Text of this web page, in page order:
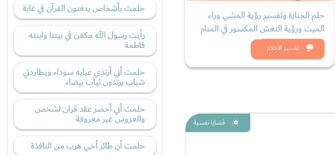
تفسير الاحلام
حلم الجنازة وتفسير رؤية المشي وراء
الميت ورؤية النعش المكسور في المنام
شاهد الان
قضايا نفسية
حلمت بأشخاص يدفنون القرآن في غابة
رأيت رسول الله مكفن في بيتنا وابنته
فاطمة
حلمت أني أرتدي عبايه سوداء ويطاردني
شباب يرتدون ثياب بيضاء
حلمت أني أحضر عقد قران لشخص
والعروس غير معروفة
حلمت أن طائر أخي هرب من النافذة